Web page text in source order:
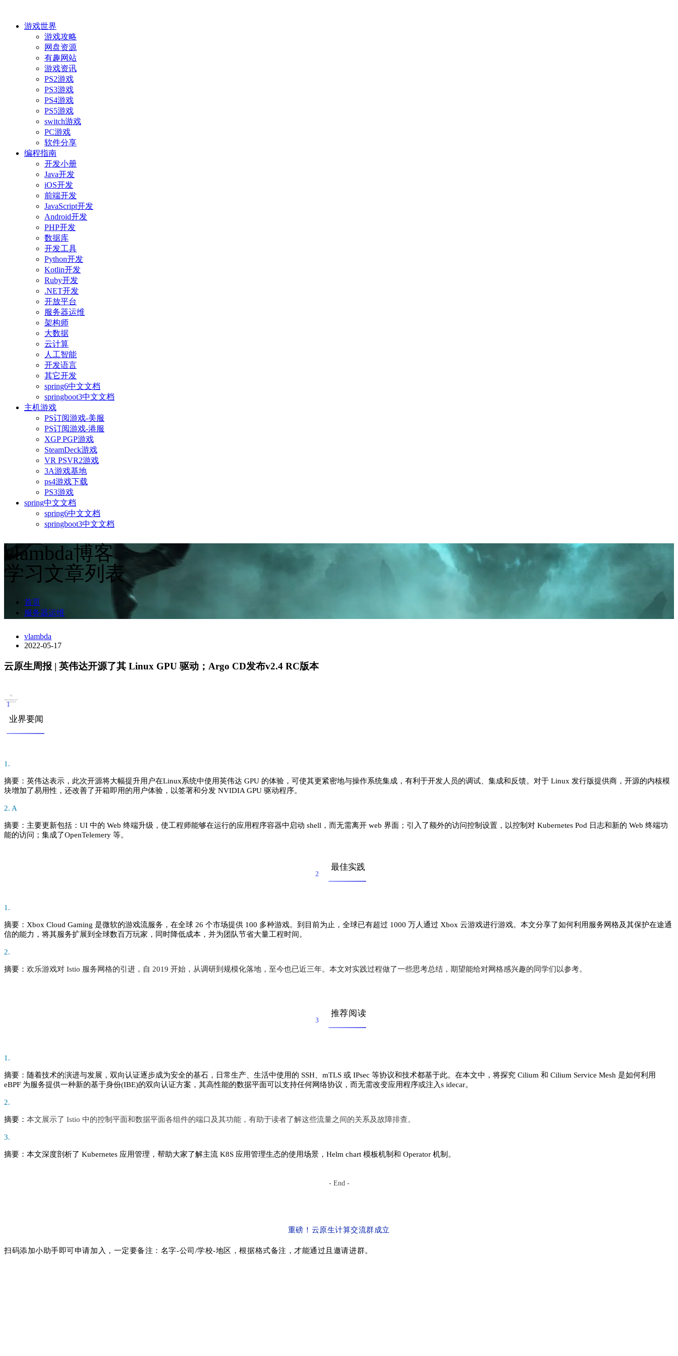
游戏世界
游戏攻略
网盘资源
有趣网站
游戏资讯
PS2游戏
PS3游戏
PS4游戏
PS5游戏
switch游戏
PC游戏
软件分享
编程指南
开发小册
Java开发
iOS开发
前端开发
JavaScript开发
Android开发
PHP开发
数据库
开发工具
Python开发
Kotlin开发
Ruby开发
.NET开发
开放平台
服务器运维
架构师
大数据
云计算
人工智能
开发语言
其它开发
spring6中文文档
springboot3中文文档
主机游戏
PS订阅游戏-美服
PS订阅游戏-港服
XGP PGP游戏
SteamDeck游戏
VR PSVR2游戏
3A游戏基地
ps4游戏下载
PS3游戏
spring中文文档
spring6中文文档
springboot3中文文档
vlambda博客
学习文章列表
首页
服务器运维
vlambda
2022-05-17
云原生周报 | 英伟达开源了其 Linux GPU 驱动；Argo CD发布v2.4 RC版本
1
业界要闻
1.
摘要： 英伟达表示，此次开源将大幅提升用户在Linux系统中使用英伟达 GPU 的体验，可使其更紧密地与操作系统集成，有利于开发人员的调试、集成和反馈。对于 Linux 发行版提供商，开源的内核模
块增加了易用性，还改善了开箱即用的用户体验，以签署和分发 NVIDIA GPU 驱动程序。
2. A
摘要： 主要更新包括：UI 中的 Web 终端升级，使工程师能够在运行的应用程序容器中启动 shell，而无需离开 web 界面；引入了额外的访问控制设置，以控制对 Kubernetes Pod 日志和新的 Web 终端功
能的访问；集成了OpenTelemery 等。
2
最佳实践
1.
摘要： Xbox Cloud Gaming 是微软的游戏流服务，在全球 26 个市场提供 100 多种游戏。到目前为止，全球已有超过 1000 万人通过 Xbox 云游戏进行游戏。本文分享了如何利用服务网格及其保护在途通
信的能力，将其服务扩展到全球数百万玩家，同时降低成本，并为团队节省大量工程时间。
2.
摘要： 欢乐游戏对 Istio 服务网格的引进，自 2019 开始，从调研到规模化落地，至今也已近三年。本文对实践过程做了一些思考总结，期望能给对网格感兴趣的同学们以参考。
3
推荐阅读
1.
摘要 ：随着技术的演进与发展，双向认证逐步成为安全的基石，日常生产、生活中使用的 SSH、mTLS 或 IPsec 等协议和技术都基于此。在本文中，将探究 Cilium 和 Cilium Service Mesh 是如何利用
eBPF 为服务提供一种新的基于身份(IBE)的双向认证方案，其高性能的数据平面可以支持任何网络协议，而无需改变应用程序或注入s idecar。
2.
摘要： 本文展示了 Istio 中的控制平面和数据平面各组件的端口及其功能，有助于读者了解这些流量之间的关系及故障排查。
3.
摘要： 本文深度剖析了 Kubernetes 应用管理，帮助大家了解主流 K8S 应用管理生态的使用场景，Helm chart 模板机制和 Operator 机制。
- End -
重磅！云原生计算交流群成立
扫码添加小助手即可申请加入，一定要备注： 名字-公司/学校-地区，根据格式备注，才能通过且邀请进群。